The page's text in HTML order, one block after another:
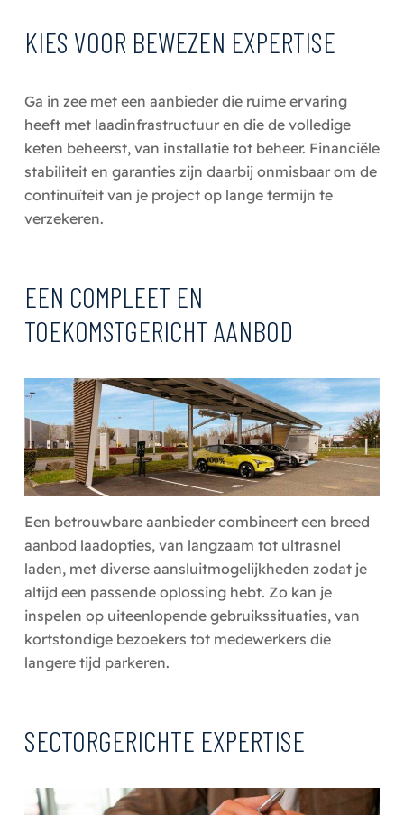
KIES VOOR BEWEZEN EXPERTISE
Ga in zee met een aanbieder die ruime ervaring
heeft met laadinfrastructuur en die de volledige
keten beheerst, van installatie tot beheer. Financiële
stabiliteit en garanties zijn daarbij onmisbaar om de
continuïteit van je project op lange termijn te
verzekeren.
EEN COMPLEET EN
TOEKOMSTGERICHT AANBOD
Een betrouwbare aanbieder combineert een breed
aanbod laadopties, van langzaam tot ultrasnel
laden, met diverse aansluitmogelijkheden zodat je
altijd een passende oplossing hebt. Zo kan je
inspelen op uiteenlopende gebruikssituaties, van
kortstondige bezoekers tot medewerkers die
langere tijd parkeren.
SECTORGERICHTE EXPERTISE